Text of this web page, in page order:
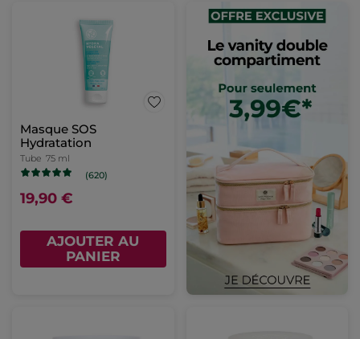
Masque SOS
Hydratation
Tube 75 ml
(620)
19,90 €
AJOUTER AU
PANIER